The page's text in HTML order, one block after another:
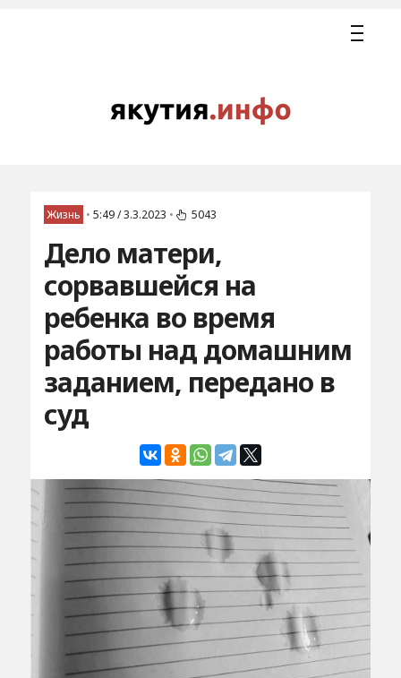
Жизнь • 5:49 / 3.3.2023 • 5043
Дело матери,
сорвавшейся на
ребенка во время
работы над домашним
заданием, передано в
суд